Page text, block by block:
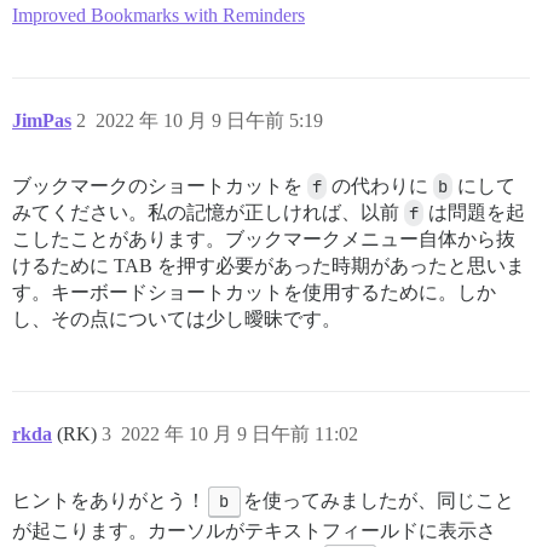
Improved Bookmarks with Reminders
JimPas 2022 年 10 月 9 日午前 5:19
2
ブックマークのショートカットを f の代わりに b にして
みてください。私の記憶が正しければ、以前 f は問題を起
こしたことがあります。ブックマークメニュー自体から抜
けるために TAB を押す必要があった時期があったと思いま
す。キーボードショートカットを使用するために。しか
し、その点については少し曖昧です。
rkda (RK) 2022 年 10 月 9 日午前 11:02
3
ヒントをありがとう！ b
を使ってみましたが、同じこと
が起こります。カーソルがテキストフィールドに表示さ